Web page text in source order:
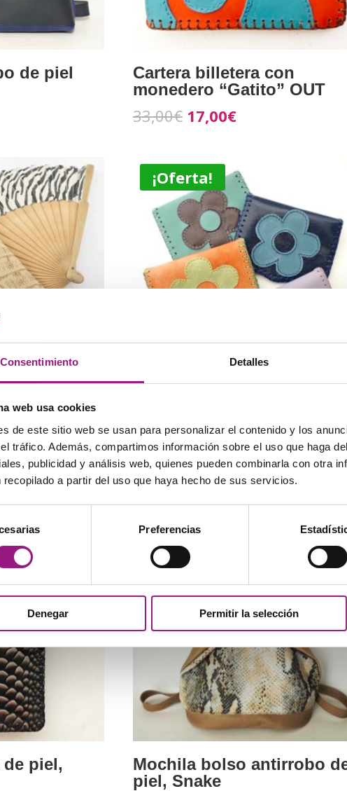
Consentimiento Detalles
web usa cookies
de este sitio web se usan para personalizar el contenido y los
tráfico. Además, compartimos información sobre el uso que haga
publicidad y análisis web, quienes pueden combinarla con otra
recopilado a partir del uso que haya hecho de sus servicios.
Preferencias
Denegar Permitir la selección
de piel
Cartera billetera con
monedero “Gatito” OUT
33,00€ 17,00€
de piel
¡Oferta!
con flor
16,00€ 7,00€
piel,
¡Oferta!
Mochila bolso antirrobo
piel, Snake